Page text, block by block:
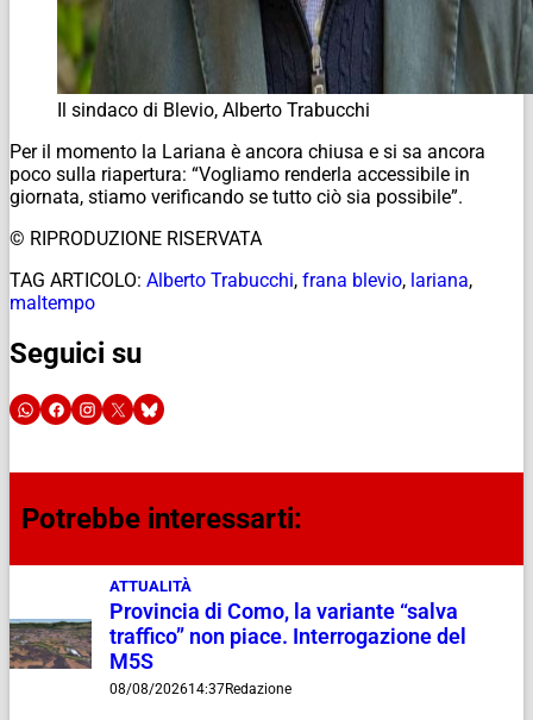
Il sindaco di Blevio, Alberto Trabucchi
Per il momento la Lariana è ancora chiusa e si sa ancora
poco sulla riapertura: “Vogliamo renderla accessibile in
giornata, stiamo verificando se tutto ciò sia possibile”.
© RIPRODUZIONE RISERVATA
TAG ARTICOLO: Alberto Trabucchi, frana blevio, lariana,
maltempo
Seguici su
Potrebbe interessarti:
ATTUALITÀ
Provincia di Como, la variante “salva
traffico” non piace. Interrogazione del
M5S
08/08/202614:37Redazione